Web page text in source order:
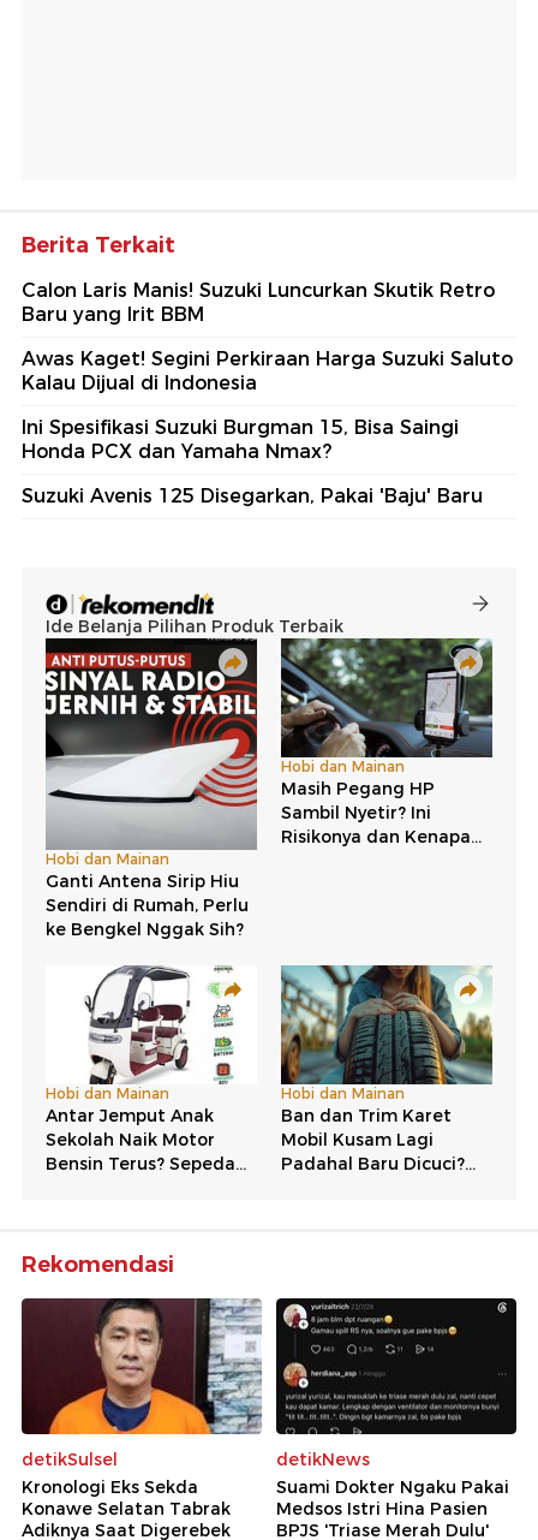
Berita Terkait
Calon Laris Manis! Suzuki Luncurkan Skutik Retro
Baru yang Irit BBM
Awas Kaget! Segini Perkiraan Harga Suzuki Saluto
Kalau Dijual di Indonesia
Ini Spesifikasi Suzuki Burgman 15, Bisa Saingi
Honda PCX dan Yamaha Nmax?
Suzuki Avenis 125 Disegarkan, Pakai 'Baju' Baru
Rekomendasi
detikSulsel
Kronologi Eks Sekda
Konawe Selatan Tabrak
Adiknya Saat Digerebek
detikNews
Suami Dokter Ngaku Pakai
Medsos Istri Hina Pasien
BPJS 'Triase Merah Dulu'